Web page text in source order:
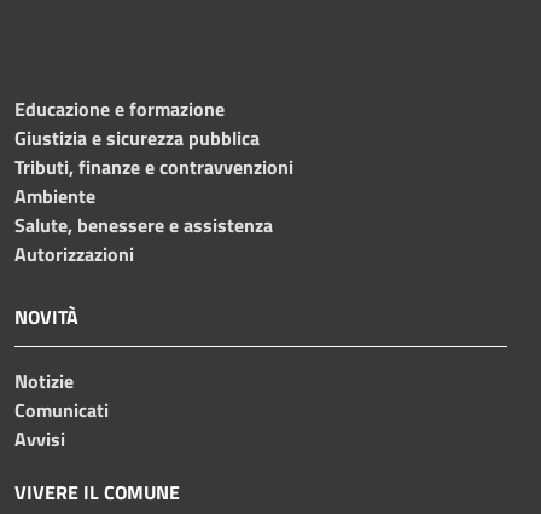
Educazione e formazione
Giustizia e sicurezza pubblica
Tributi, finanze e contravvenzioni
Ambiente
Salute, benessere e assistenza
Autorizzazioni
NOVITÀ
Notizie
Comunicati
Avvisi
VIVERE IL COMUNE